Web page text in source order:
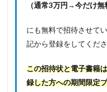
（通常3万円→今だけ無
にも無料で招待させて
記から登録をしてくださ
この招待状と電子書籍
録した方への期間限定